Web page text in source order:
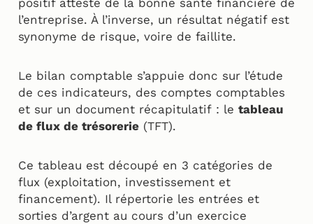
l’entreprise. À l’inverse, un résultat négatif est
synonyme de risque, voire de faillite.
Le bilan comptable s’appuie donc sur l’étude
de ces indicateurs, des comptes comptables
et sur un document récapitulatif : le tableau
de flux de trésorerie (TFT).
Ce tableau est découpé en 3 catégories de
flux (exploitation, investissement et
financement). Il répertorie les entrées et
sorties d’argent au cours d’un exercice